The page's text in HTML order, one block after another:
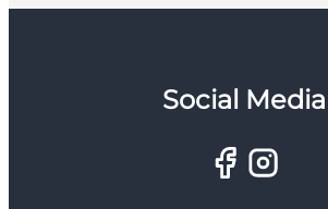
Social Media